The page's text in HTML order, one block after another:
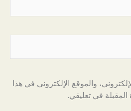
والموقع الإلكتروني في هذا
المقبلة في تعليقي.